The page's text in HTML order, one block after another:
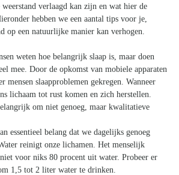
verlaagd kan zijn en wat hier de
hebben we een aantal tips voor je,
op een natuurlijke manier kan verhogen.
weten hoe belangrijk slaap is, maar doen
mee. Door de opkomst van mobiele apparaten
mensen slaapproblemen gekregen. Wanneer
lichaam tot rust komen en zich herstellen.
om niet genoeg, maar kwalitatieve
essentieel belang dat we dagelijks genoeg
reinigt onze lichamen. Het menselijk
voor niks 80 procent uit water. Probeer er
1,5 tot 2 liter water te drinken.